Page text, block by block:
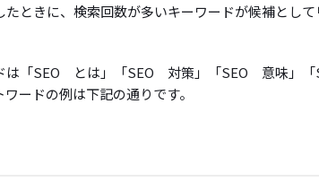
ときに、検索回数が多いキーワードが候補とし
は「SEO とは」「SEO 対策」「SEO 意味」
ードの例は下記の通りです。